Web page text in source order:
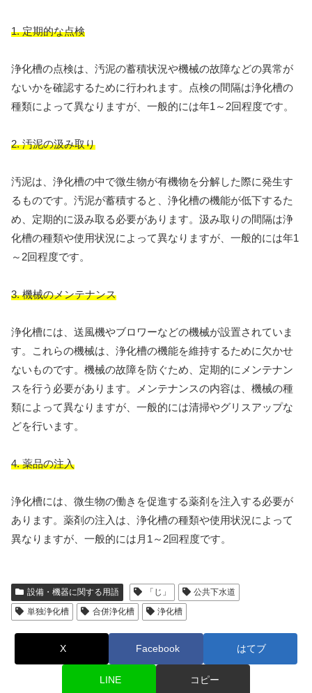
1. 定期的な点検
浄化槽の点検は、汚泥の蓄積状況や機械の故障などの異常が
ないかを確認するために行われます。点検の間隔は浄化槽の
種類によって異なりますが、一般的には年1～2回程度です。
2. 汚泥の汲み取り
汚泥は、浄化槽の中で微生物が有機物を分解した際に発生す
るものです。汚泥が蓄積すると、浄化槽の機能が低下するた
め、定期的に汲み取る必要があります。汲み取りの間隔は浄
化槽の種類や使用状況によって異なりますが、一般的には年1
～2回程度です。
3. 機械のメンテナンス
浄化槽には、送風機やブロワーなどの機械が設置されていま
す。これらの機械は、浄化槽の機能を維持するために欠かせ
ないものです。機械の故障を防ぐため、定期的にメンテナン
スを行う必要があります。メンテナンスの内容は、機械の種
類によって異なりますが、一般的には清掃やグリスアップな
どを行います。
4. 薬品の注入
浄化槽には、微生物の働きを促進する薬剤を注入する必要が
あります。薬剤の注入は、浄化槽の種類や使用状況によって
異なりますが、一般的には月1～2回程度です。
設備・機器に関する用語 「じ」
公共下水道
単独浄化槽
合併浄化槽 浄化槽
X Facebook はてブ
LINE コピー